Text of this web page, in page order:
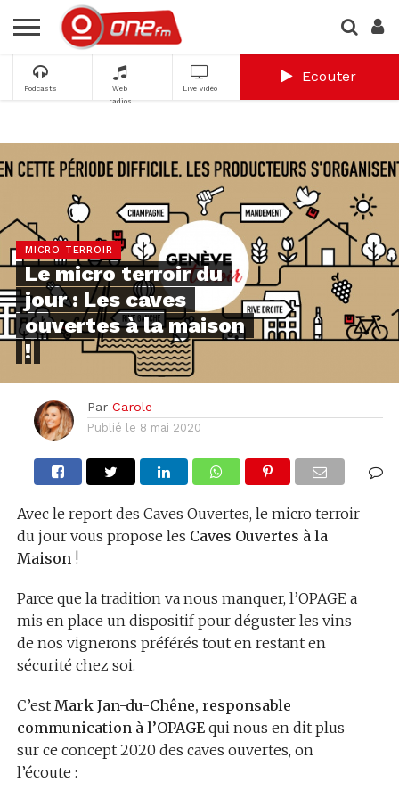
Podcasts
Web
radios
Live vidéo
Ecouter
MICRO TERROIR
Le micro terroir du
jour : Les caves
ouvertes à la maison
!
Par Carole
Publié le 8 mai 2020
Avec le report des Caves Ouvertes, le micro terroir
du jour vous propose les Caves Ouvertes à la
Maison !
Parce que la tradition va nous manquer, l’OPAGE a
mis en place un dispositif pour déguster les vins
de nos vignerons préférés tout en restant en
sécurité chez soi.
C’est Mark Jan-du-Chêne, responsable
communication à l’OPAGEqui nous en dit plus
sur ce concept 2020 des caves ouvertes, on
l’écoute :